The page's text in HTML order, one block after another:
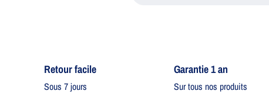
Retour facile​
Sous 7 jours
Garantie 1 an
Sur tous nos produits